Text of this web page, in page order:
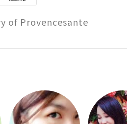
of Provencesante